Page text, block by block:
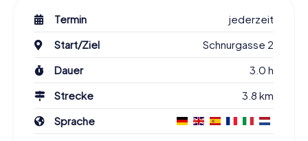
Termin
jederzeit
Start/Ziel
Schnurgasse 2
Dauer
3.0 h
Strecke
3.8 km
Sprache